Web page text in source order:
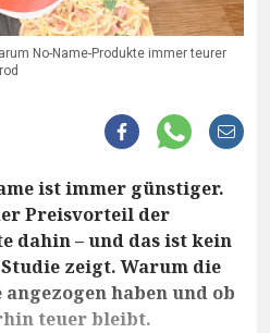
No-Name-Produkte immer teurer
ist immer günstiger.
Preisvorteil der
dahin – und das ist kein
zeigt. Warum die
haben und ob
teuer bleibt.